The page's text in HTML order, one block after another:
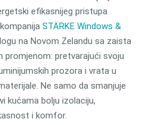
efikasnijeg pristupa
STÄRKE Windows &
na Novom Zelandu sa zaista
pretvarajući svoju
prozora i vrata u
Ne samo da smanjuje
kućama bolju izolaciju,
i komfor.